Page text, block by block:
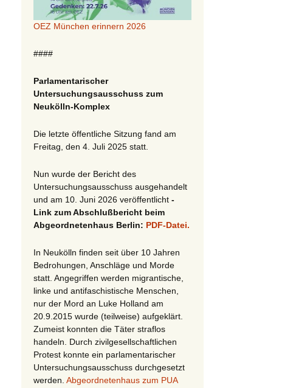
OEZ München erinnern 2026
####
Parlamentarischer
Untersuchungsausschuss zum
Neukölln-Komplex
Die letzte öffentliche Sitzung fand am
Freitag, den 4. Juli 2025 statt.
Nun wurde der Bericht des
Untersuchungsausschuss ausgehandelt
und am 10. Juni 2026 veröffentlicht -
Link zum Abschlußbericht beim
Abgeordnetenhaus Berlin: PDF-Datei.
In Neukölln finden seit über 10 Jahren
Bedrohungen, Anschläge und Morde
statt. Angegriffen werden migrantische,
linke und antifaschistische Menschen,
nur der Mord an Luke Holland am
20.9.2015 wurde (teilweise) aufgeklärt.
Zumeist konnten die Täter straflos
handeln. Durch zivilgesellschaftlichen
Protest konnte ein parlamentarischer
Untersuchungsausschuss durchgesetzt
werden. Abgeordnetenhaus zum PUA